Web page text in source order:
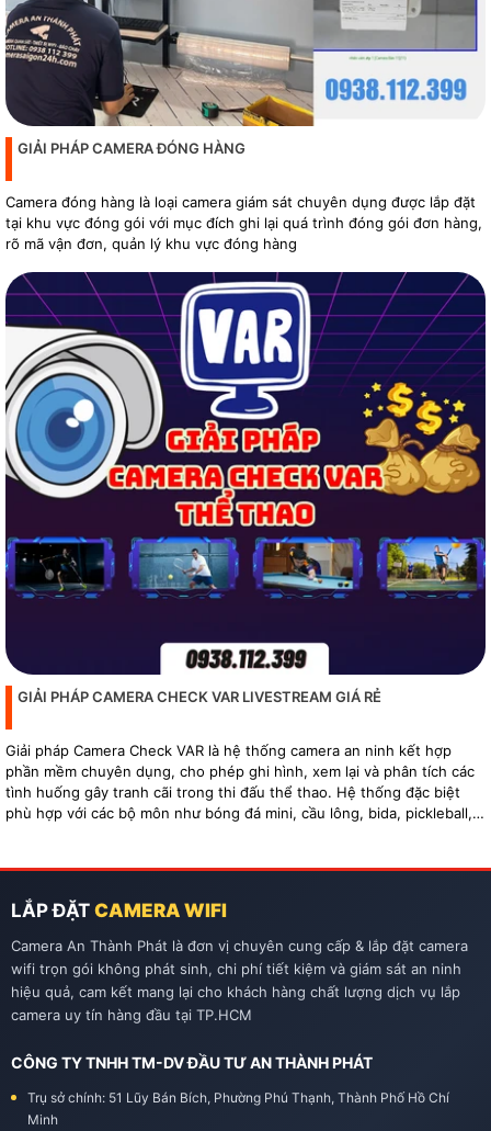
GIẢI PHÁP CAMERA ĐÓNG HÀNG
Camera đóng hàng là loại camera giám sát chuyên dụng được lắp đặt
tại khu vực đóng gói với mục đích ghi lại quá trình đóng gói đơn hàng,
rõ mã vận đơn, quản lý khu vực đóng hàng
GIẢI PHÁP CAMERA CHECK VAR LIVESTREAM GIÁ RẺ
Giải pháp Camera Check VAR là hệ thống camera an ninh kết hợp
phần mềm chuyên dụng, cho phép ghi hình, xem lại và phân tích các
tình huống gây tranh cãi trong thi đấu thể thao. Hệ thống đặc biệt
phù hợp với các bộ môn như bóng đá mini, cầu lông, bida, pickleball,
LẮP ĐẶT CAMERA WIFI
Camera An Thành Phát là đơn vị chuyên cung cấp & lắp đặt camera
wifi trọn gói không phát sinh, chi phí tiết kiệm và giám sát an ninh
hiệu quả, cam kết mang lại cho khách hàng chất lượng dịch vụ lắp
camera uy tín hàng đầu tại TP.HCM
CÔNG TY TNHH TM-DV ĐẦU TƯ AN THÀNH PHÁT
Trụ sở chính: 51 Lũy Bán Bích, Phường Phú Thạnh, Thành Phố Hồ Chí
Minh